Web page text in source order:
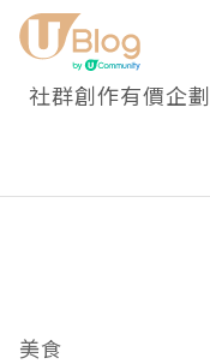
社群創作有價企劃
美食